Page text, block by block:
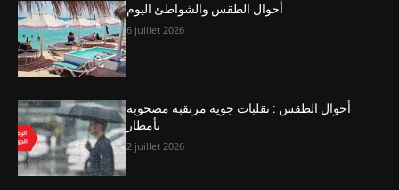
أحوال الطقس والشواطئ اليوم
6 juillet 2026
أحوال الطقس : تقلبات جوية مرتقبة مصحوبة
بأمطار
2 juillet 2026